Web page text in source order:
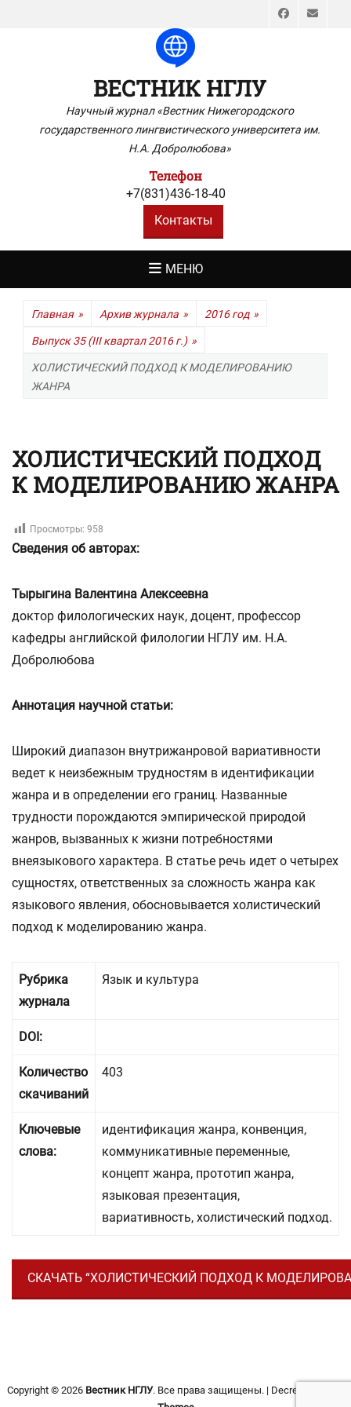
ВЕСТНИК НГЛУ
Научный журнал «Вестник Нижегородского
государственного лингвистического университета им.
Н.А. Добролюбова»
Телефон
+7(831)436-18-40
Контакты
МЕНЮ
Главная » Архив журнала » 2016 год »
Выпуск 35 (III квартал 2016 г.) »
ХОЛИСТИЧЕСКИЙ ПОДХОД К МОДЕЛИРОВАНИЮ
ЖАНРА
ХОЛИСТИЧЕСКИЙ ПОДХОД
К МОДЕЛИРОВАНИЮ ЖАНРА
Просмотры: 958
Сведения об авторах:
Тырыгина Валентина Алексеевна
доктор филологических наук, доцент, профессор
кафедры английской филологии НГЛУ им. Н.А.
Добролюбова
Аннотация научной статьи:
Широкий диапазон внутрижанровой вариативности
ведет к неизбежным трудностям в идентификации
жанра и в определении его границ. Названные
трудности порождаются эмпирической природой
жанров, вызванных к жизни потребностями
внеязыкового характера. В статье речь идет о четырех
сущностях, ответственных за сложность жанра как
языкового явления, обосновывается холистический
подход к моделированию жанра.
Рубрика
журнала
Язык и культура
DOI:
Количество
скачиваний
403
Ключевые
слова:
идентификация жанра, конвенция,
коммуникативные переменные,
концепт жанра, прототип жанра,
языковая презентация,
вариативность, холистический подход.
СКАЧАТЬ “ХОЛИСТИЧЕСКИЙ ПОДХОД К
Copyright © 2026 Вестник НГЛУ. Все права защищены. | Decree от